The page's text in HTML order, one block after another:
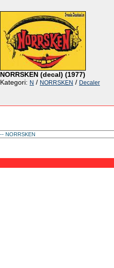
NORRSKEN (decal) (1977)
Kategori: N / NORRSKEN / Decaler